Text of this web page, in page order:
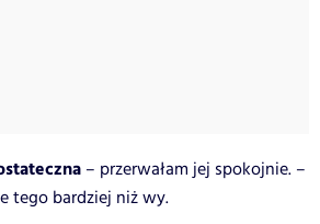
– przerwałam jej spokojnie. –
tego bardziej niż wy.